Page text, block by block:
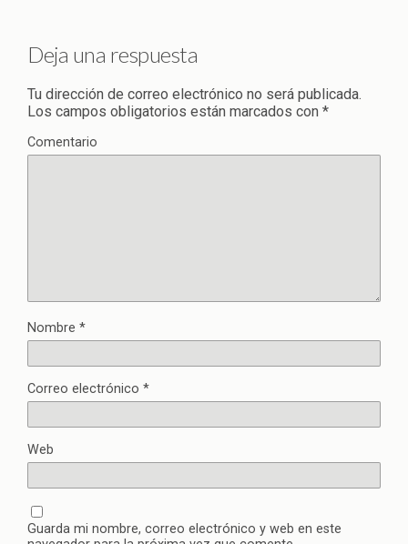
Deja una respuesta
Tu dirección de correo electrónico no será publicada.
Los campos obligatorios están marcados con *
Comentario
Nombre *
Correo electrónico *
Web
Guarda mi nombre, correo electrónico y web en este